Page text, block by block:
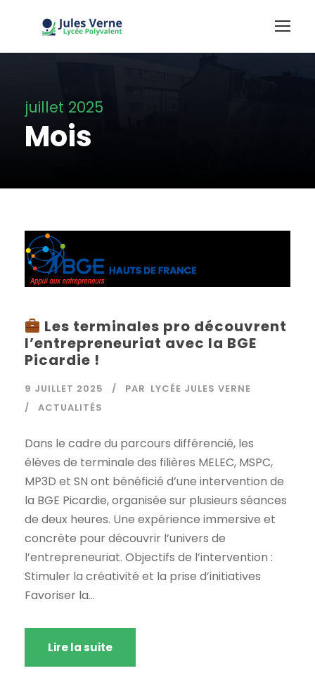
juillet 2025
Mois
Les terminales pro découvrent
l’entrepreneuriat avec la BGE
Picardie !
9 JUILLET 2025 PAR LYCÉE JULES VERNE
ACTUALITÉS
Dans le cadre du parcours différencié, les
élèves de terminale des filières MELEC, MSPC,
MP3D et SN ont bénéficié d’une intervention de
la BGE Picardie, organisée sur plusieurs séances
de deux heures. Une expérience immersive et
concrète pour découvrir l’univers de
l’entrepreneuriat. Objectifs de l’intervention :
Stimuler la créativité et la prise d’initiatives
Favoriser la...
Lire la suite